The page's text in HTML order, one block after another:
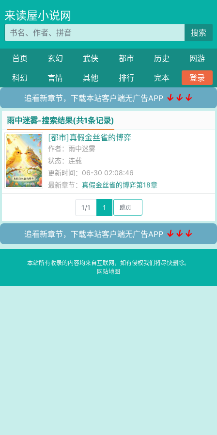
来读屋小说网
搜索
首页 玄幻 武侠 都市 历史
网游
科幻
言情 其他 排行 完本 登录
追看新章节，下载本站客户端无广告APP ↓↓↓
雨中迷雾-搜索结果(共1条记录)
[都市]真假金丝雀的博弈
作者：雨中迷雾
状态：连载
更新时间：06-30 02:08:46
最新章节：真假金丝雀的博弈第18章
1/1 1
追看新章节，下载本站客户端无广告APP ↓↓↓
本站所有收录的内容均来自互联网，如有侵权我们将尽快删除。
网站地图